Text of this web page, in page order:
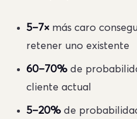
5–7× más caro
retener uno existente
60–70% de
cliente actual
5–20% de